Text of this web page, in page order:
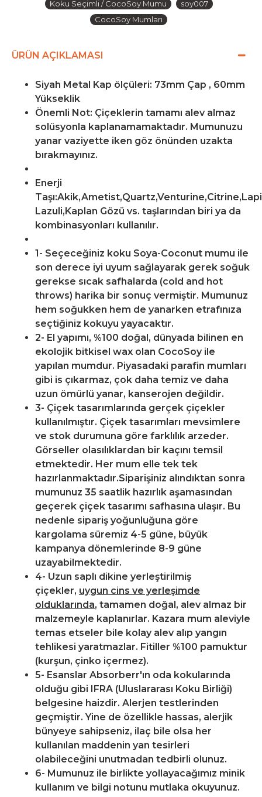
Koku Seçimli / CocoSoy Mumu
soy007
CocoSoy Mumları
ÜRÜN AÇIKLAMASI
Siyah Metal Kap ölçüleri: 73mm Çap , 60mm
Yükseklik
Önemli Not: Çiçeklerin tamamı alev almaz
solüsyonla kaplanamamaktadır. Mumunuzu
yanar vaziyette iken göz önünden uzakta
bırakmayınız.
Enerji
Lazuli,Kaplan Gözü vs. taşlarından biri ya da
kombinasyonları kullanılır.
1- Seçeceğiniz koku Soya-Coconut mumu ile
son derece iyi uyum sağlayarak gerek soğuk
gerekse sıcak safhalarda (cold and hot
throws) harika bir sonuç vermiştir. Mumunuz
hem soğukken hem de yanarken etrafınıza
seçtiğiniz kokuyu yayacaktır.
2- El yapımı, %100 doğal, dünyada bilinen en
ekolojik bitkisel wax olan CocoSoy ile
yapılan mumdur. Piyasadaki parafin mumları
gibi is çıkarmaz, çok daha temiz ve daha
uzun ömürlü yanar, kanserojen değildir.
3- Çiçek tasarımlarında gerçek çiçekler
kullanılmıştır. Çiçek tasarımları mevsimlere
ve stok durumuna göre farklılık arzeder.
Görseller olasılıklardan bir kaçını temsil
etmektedir. Her mum elle tek tek
hazırlanmaktadır.Siparişiniz alındıktan sonra
mumunuz 35 saatlik hazırlık aşamasından
geçerek çiçek tasarımı safhasına ulaşır. Bu
nedenle sipariş yoğunluğuna göre
kargolama süremiz 4-5 güne, büyük
kampanya dönemlerinde 8-9 güne
uzayabilmektedir.
4- Uzun saplı dikine yerleştirilmiş
çiçekler, uygun cins ve yerleşimde
olduklarında, tamamen doğal, alev almaz bir
malzemeyle kaplanırlar. Kazara mum aleviyle
temas etseler bile kolay alev alıp yangın
tehlikesi yaratmazlar. Fitiller %100 pamuktur
(kurşun, çinko içermez).
5- Esanslar Absorberr'ın oda kokularında
olduğu gibi IFRA (Uluslararası Koku Birliği)
belgesine haizdir. Alerjen testlerinden
geçmiştir. Yine de özellikle hassas, alerjik
bünyeye sahipseniz, ilaç bile olsa her
kullanılan maddenin yan tesirleri
olabileceğini unutmadan tedbirli olunuz.
6- Mumunuz ile birlikte yollayacağımız minik
kullanım ve bilgi notunu mutlaka okuyunuz.